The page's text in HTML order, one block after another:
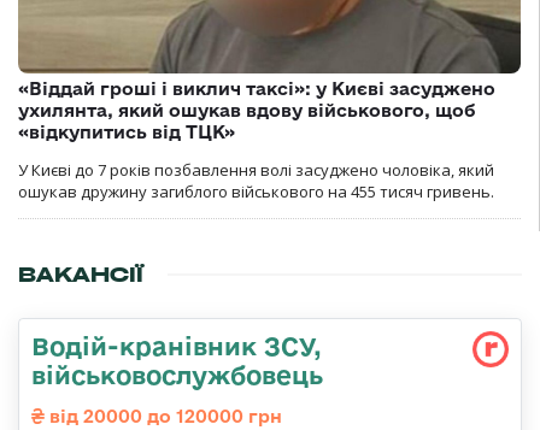
«Віддай гроші і виклич таксі»: у Києві засуджено
ухилянта, який ошукав вдову військового, щоб
«відкупитись від ТЦК»
У Києві до 7 років позбавлення волі засуджено чоловіка, який
ошукав дружину загиблого військового на 455 тисяч гривень.
ВАКАНСІЇ
Водій-кранівник ЗСУ,
військовослужбовець
від 20000 до 120000 грн